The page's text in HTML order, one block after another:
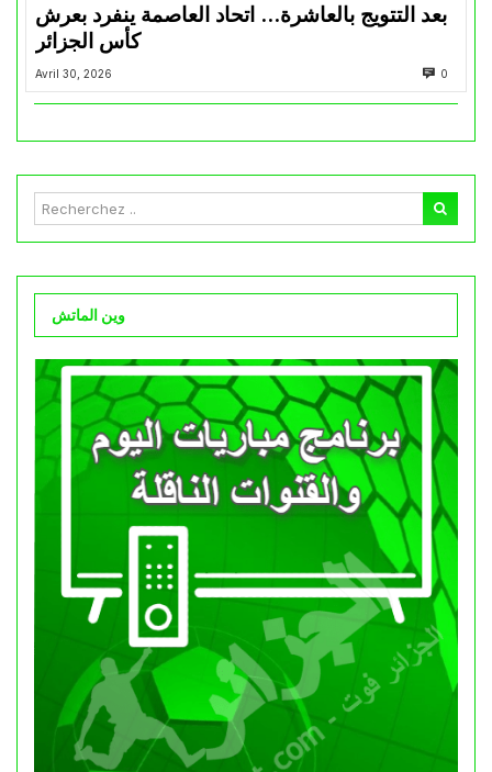
بعد التتويج بالعاشرة… اتحاد العاصمة ينفرد بعرش
كأس الجزائر
Avril 30, 2026 0
وين الماتش